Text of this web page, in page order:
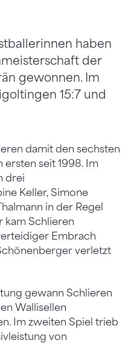
haben
der
gewonnen. Im
15:7 und
damit den sechsten
ersten seit 1998. Im
drei
Keller, Simone
in der Regel
kam Schlieren
Embrach
verletzt
gewann Schlieren
Wallisellen
Im zweiten Spiel trieb
von